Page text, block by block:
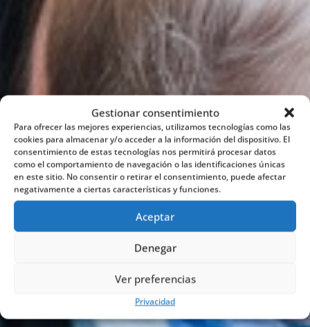
Gestionar consentimiento
Para ofrecer las mejores experiencias, utilizamos tecnologías como las
cookies para almacenar y/o acceder a la información del dispositivo. El
consentimiento de estas tecnologías nos permitirá procesar datos
como el comportamiento de navegación o las identificaciones únicas
en este sitio. No consentir o retirar el consentimiento, puede afectar
negativamente a ciertas características y funciones.
Aceptar
Denegar
Ver preferencias
Privacidad